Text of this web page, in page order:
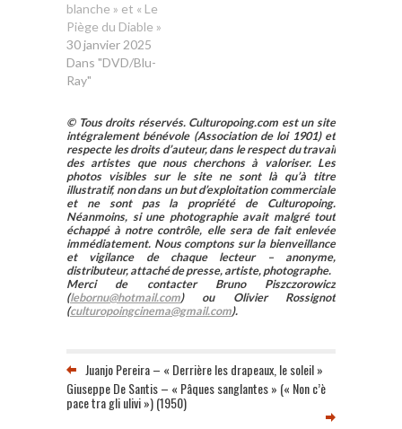
blanche » et « Le
Piège du Diable »
30 janvier 2025
Dans "DVD/Blu-
Ray"
© Tous droits réservés. Culturopoing.com est un site
intégralement bénévole (Association de loi 1901) et
respecte les droits d’auteur, dans le respect du travail
des artistes que nous cherchons à valoriser. Les
photos visibles sur le site ne sont là qu’à titre
illustratif, non dans un but d’exploitation commerciale
et ne sont pas la propriété de Culturopoing.
Néanmoins, si une photographie avait malgré tout
échappé à notre contrôle, elle sera de fait enlevée
immédiatement. Nous comptons sur la bienveillance
et vigilance de chaque lecteur – anonyme,
distributeur, attaché de presse, artiste, photographe.
Merci de contacter Bruno Piszczorowicz
(lebornu@hotmail.com) ou Olivier Rossignot
(culturopoingcinema@gmail.com).
Juanjo Pereira – « Derrière les drapeaux, le soleil »
Giuseppe De Santis – « Pâques sanglantes » (« Non c’è
pace tra gli ulivi ») (1950)